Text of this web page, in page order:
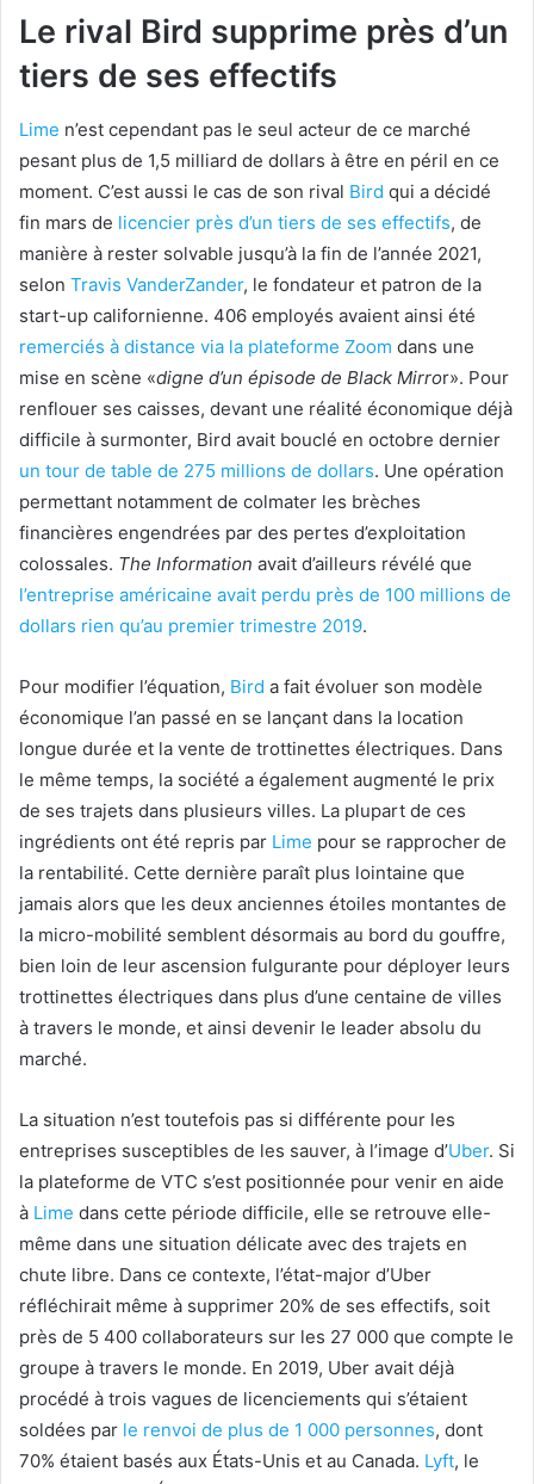
Le rival Bird supprime près d’un
tiers de ses effectifs
Lime n’est cependant pas le seul acteur de ce marché
pesant plus de 1,5 milliard de dollars à être en péril en ce
moment. C’est aussi le cas de son rival Bird qui a décidé
fin mars de licencier près d’un tiers de ses effectifs, de
manière à rester solvable jusqu’à la fin de l’année 2021,
selon Travis VanderZander, le fondateur et patron de la
start-up californienne. 406 employés avaient ainsi été
remerciés à distance via la plateforme Zoom dans une
mise en scène «digne d’un épisode de Black Mirror». Pour
renflouer ses caisses, devant une réalité économique déjà
difficile à surmonter, Bird avait bouclé en octobre dernier
un tour de table de 275 millions de dollars. Une opération
permettant notamment de colmater les brèches
financières engendrées par des pertes d’exploitation
colossales. The Information avait d’ailleurs révélé que
l’entreprise américaine avait perdu près de 100 millions de
dollars rien qu’au premier trimestre 2019.
Pour modifier l’équation, Bird a fait évoluer son modèle
économique l’an passé en se lançant dans la location
longue durée et la vente de trottinettes électriques. Dans
le même temps, la société a également augmenté le prix
de ses trajets dans plusieurs villes. La plupart de ces
ingrédients ont été repris par Lime pour se rapprocher de
la rentabilité. Cette dernière paraît plus lointaine que
jamais alors que les deux anciennes étoiles montantes de
la micro-mobilité semblent désormais au bord du gouffre,
bien loin de leur ascension fulgurante pour déployer leurs
trottinettes électriques dans plus d’une centaine de villes
à travers le monde, et ainsi devenir le leader absolu du
marché.
La situation n’est toutefois pas si différente pour les
entreprises susceptibles de les sauver, à l’image d’Uber. Si
la plateforme de VTC s’est positionnée pour venir en aide
à Lime dans cette période difficile, elle se retrouve elle-
même dans une situation délicate avec des trajets en
chute libre. Dans ce contexte, l’état-major d’Uber
réfléchirait même à supprimer 20% de ses effectifs, soit
près de 5 400 collaborateurs sur les 27 000 que compte le
groupe à travers le monde. En 2019, Uber avait déjà
procédé à trois vagues de licenciements qui s’étaient
soldées par le renvoi de plus de 1 000 personnes, dont
70% étaient basés aux États-Unis et au Canada. Lyft, le